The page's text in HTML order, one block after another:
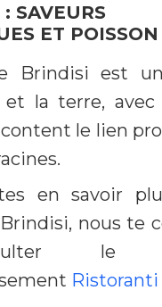
SAVEURS
ET POISSON
Brindisi est
la terre, avec
le lien
en savoir
nous te
le